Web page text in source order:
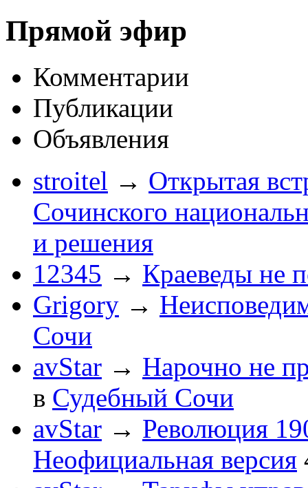
Прямой эфир
Комментарии
Публикации
Объявления
stroitel → Открытая
Сочинского
и решения
12345 → Краеведы не
Grigory →
Сочи
avStar → Нарочно не
в Судебный Сочи
avStar → Революция
Неофициальная версия